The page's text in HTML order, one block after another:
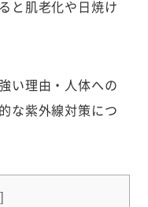
と肌老化や日焼け
い理由・人体への
な紫外線対策につ
]